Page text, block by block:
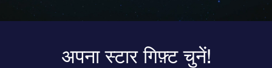
अपना स्टार गिफ़्ट चुनें!